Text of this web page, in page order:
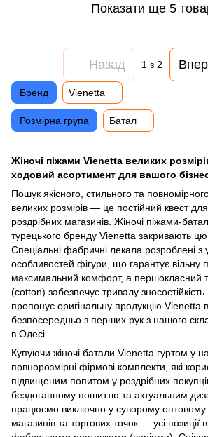
Показати ще 5
Назад 1 з 2
Жіночі піжами Vienetta великих
ходовий асортимент для вашого
Пошук якісного, стильного та
великих розмірів — це постійний квест
роздрібних магазинів. Жіночі піжами-
турецького бренду Vienetta закривають
Спеціальні фабричні лекала розроблені з
особливостей фігури, що гарантує вільну
максимальний комфорт, а першокласний
(cotton) забезпечує тривалу
пропонує оригінальну продукцію Vienetta
безпосередньо з перших рук з нашого
в Одесі.
Купуючи жіночі батали Vienetta гуртом у
повнорозмірні фірмові комплекти, які
підвищеним попитом у роздрібних
бездоганному пошиттю та актуальним
працюємо виключно у суворому
магазинів та торгових точок — усі позиції
Бренд Vienetta
Розмірна група Батал